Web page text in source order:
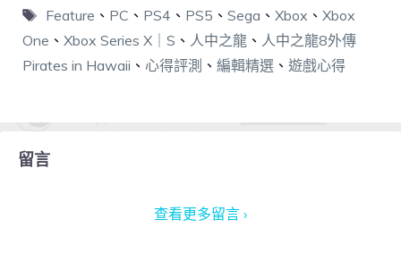
Feature 、 PC 、 PS4 、 PS5 、 Sega 、 Xbox 、 Xbox
One 、 Xbox Series X｜S 、 人中之龍 、 人中之龍8外傳
Pirates in Hawaii 、 心得評測 、 編輯精選 、 遊戲心得
留言
查看更多留言 ›